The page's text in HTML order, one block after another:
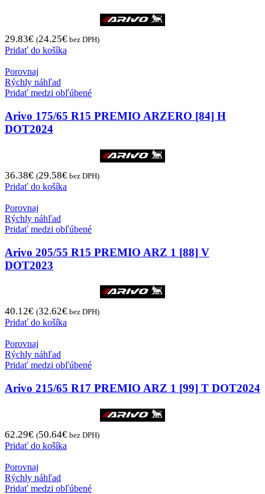
29.83€ (24.25€ bez DPH)
Pridať do košíka
Porovnaj
Rýchly náhľad
Pridať medzi obľúbené
Arivo 175/65 R15 PREMIO ARZERO [84] H
DOT2024
36.38€ (29.58€ bez DPH)
Pridať do košíka
Porovnaj
Rýchly náhľad
Pridať medzi obľúbené
Arivo 205/55 R15 PREMIO ARZ 1 [88] V
DOT2023
40.12€ (32.62€ bez DPH)
Pridať do košíka
Porovnaj
Rýchly náhľad
Pridať medzi obľúbené
Arivo 215/65 R17 PREMIO ARZ 1 [99] T DOT2024
62.29€ (50.64€ bez DPH)
Pridať do košíka
Porovnaj
Rýchly náhľad
Pridať medzi obľúbené